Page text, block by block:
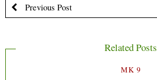
Previous Post
Related Posts
MK 9